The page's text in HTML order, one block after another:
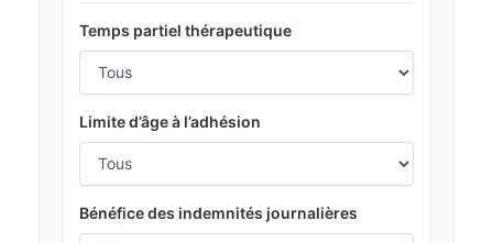
Temps partiel thérapeutique
Limite d’âge à l’adhésion
Bénéfice des indemnités journalières